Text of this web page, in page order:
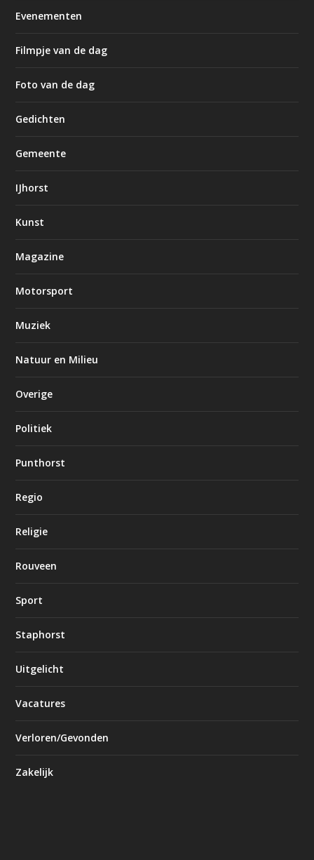
Evenementen
Filmpje van de dag
Foto van de dag
Gedichten
Gemeente
IJhorst
Kunst
Magazine
Motorsport
Muziek
Natuur en Milieu
Overige
Politiek
Punthorst
Regio
Religie
Rouveen
Sport
Staphorst
Uitgelicht
Vacatures
Verloren/Gevonden
Zakelijk